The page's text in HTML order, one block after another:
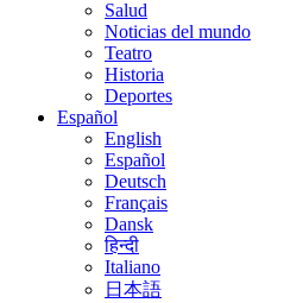
Salud
Noticias del mundo
Teatro
Historia
Deportes
Español
English
Español
Deutsch
Français
Dansk
हिन्दी
Italiano
日本語